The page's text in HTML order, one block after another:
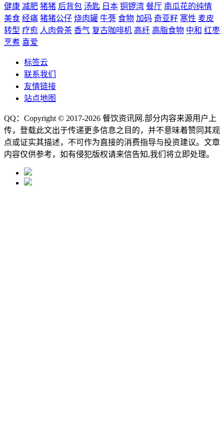
健康 减肥 猪猪 后背包 汤匙 日本 铜锣湾 餐厅 南瓜花的纯情
美食 经痛 猪猪公仔 烧肉罐 牛蒡 食物 加码 奇亚籽 寒性 麦皮
转型 疗愈 人肉骨茶 香气 复古咖啡机 高纤 高脂食物 中和 红枣
烹煮 喜爱
标签云
联系我们
友情链接
站点地图
QQ：Copyright © 2017-2026 餐饮资讯网 .部分内容来源用户上
传，登载此文出于传递更多信息之目的，并不意味着赞同其观
点或证实其描述，不可作为直接的消费指导与投资建议。文章
内容仅供参考，如有侵犯版权请来信告知,我们将立即处理。